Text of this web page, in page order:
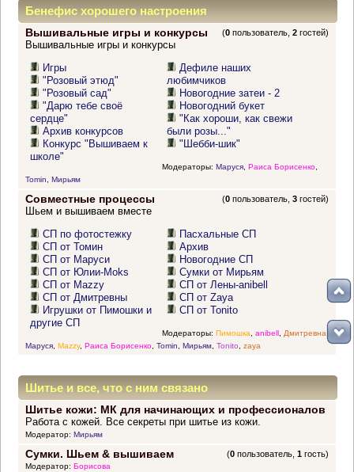
Бенефис хорошего настроения
Вышивальные игры и конкурсы (0 пользователь,2 гостей)
Вышивальные игры и конкурсы
Игры
"Розовый этюд"
"Розовый сад"
"Дарю тебе своё
сердце"
Архив конкурсов
Конкурс "Вышиваем к
школе"
Дефиле наших
любимчиков
Новогодние затеи - 2
Новогодний букет
"Как хороши, как свежи
были розы..."
"Шебби-шик"
Модераторы: Маруся, Раиса Борисенко,
Tomin
Мирьям
Совместные процессы (0 пользователь,3 гостей)
Шьем и вышиваем вместе
СП по фотостежку
СП от Томин
СП от Маруси
СП от Юлии-Moks
СП от Mazzy
СП от Дмитревны
Игрушки от Пимошки и
другие СП
Пасхальные СП
Архив
Новогодние СП
Сумки от Мирьям
СП от Лены-anibell
СП от Zaya
СП от Tonito
Модераторы: Пимошка anibell, Дмитревна
Маруся, Mazzy, Раиса Борисенко, Tomin Мирьям, Tonito zaya
Шитье и все, что с ним связано
Шитье кожи: МК для начинающих и профессионалов
Работа с кожей. Все секреты при шитье из кожи.
Модератор: Мирьям
Сумки. Шьем & вышиваем (0 пользователь,1 гость)
Модератор: Борисова